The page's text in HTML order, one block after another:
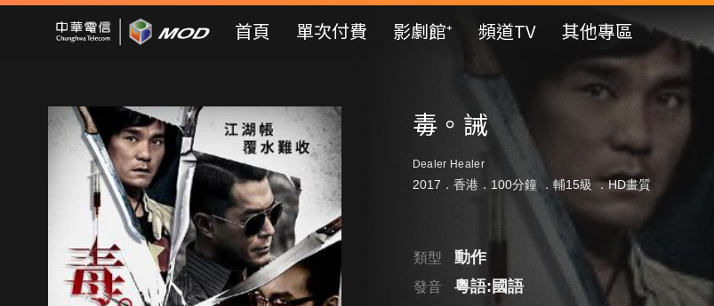
Mod Web
首頁 單次付費 影劇館⁺ 頻道TV 其他專區
毒。誡
Dealer Healer
2017．香港．100分鐘 ． 輔15級 ．HD畫質
類型 動作
發音 粵語:國語